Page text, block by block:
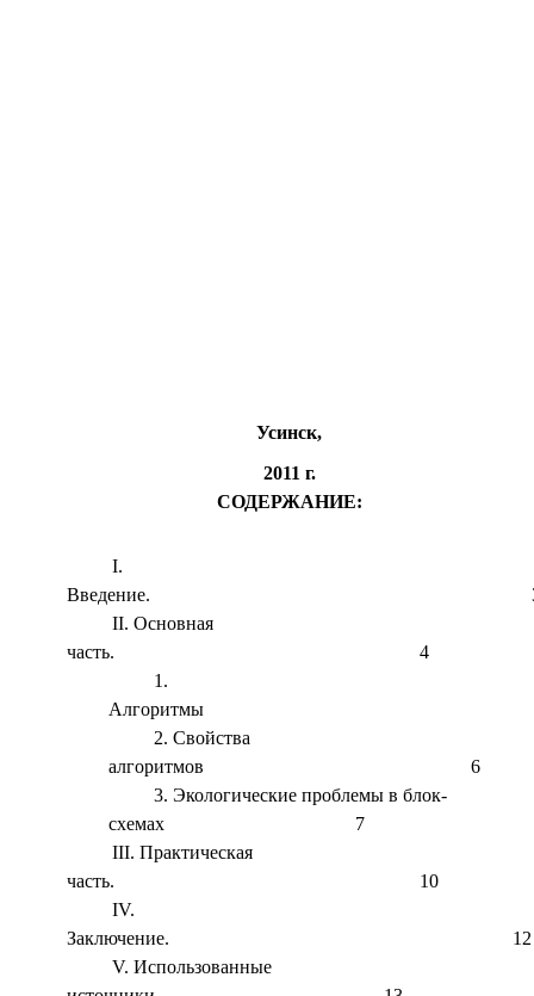
Усинск,
2011 г.
СОДЕРЖАНИЕ:
Введение.
Основная
часть. 4
Алгоритмы
Свойства
алгоритмов 6
Экологические проблемы в блок-
схемах 7
Практическая
часть. 10
Заключение. 12
Использованные